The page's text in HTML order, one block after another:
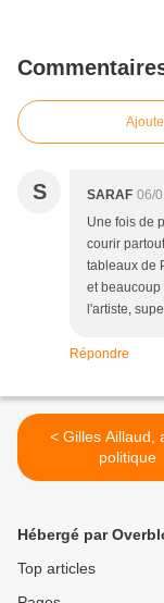
S SARAF 06/
Une fois de
courir
tableaux de
et
l'artiste,
Répondre
< Gilles Aillaud, animal
politique
Hébergé par
Top articles